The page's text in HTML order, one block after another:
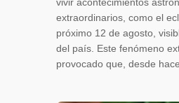
extraordinarios, como el
próximo 12 de agosto,
del país. Este fenómeno
provocado que, desde